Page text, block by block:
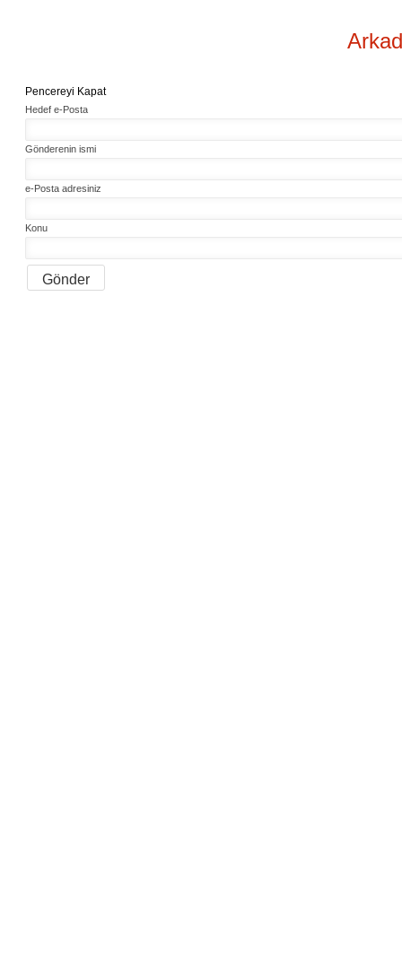
Pencereyi Kapat
Hedef e-Posta
Gönderenin ismi
e-Posta adresiniz
Konu
Gönder